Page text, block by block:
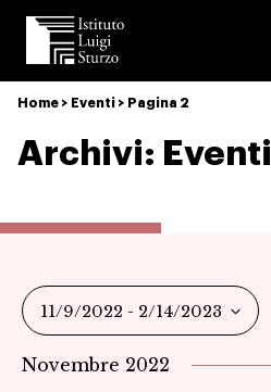
Istituto
Luigi
Sturzo
Home > Eventi > Pagina 2
Archivi: Eventi
11/9/2022 - 2/14/2023
la
Novembre 2022